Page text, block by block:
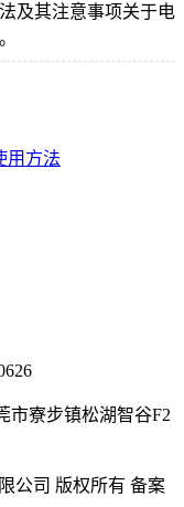
及其注意事项关于电
用方法
市寮步镇松湖智谷F2
公司 版权所有 备案